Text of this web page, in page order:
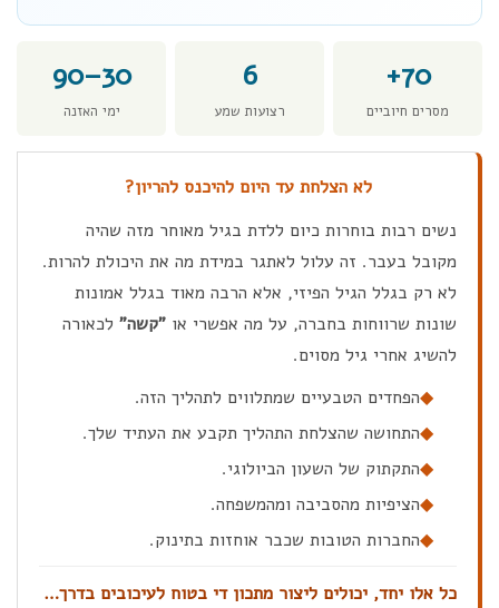
70+
מסרים חיוביים
6
רצועות שמע
30–90
ימי האזנה
לא הצלחת עד היום להיכנס להריון?
נשים רבות בוחרות כיום ללדת בגיל מאוחר מזה שהיה
מקובל בעבר. זה עלול לאתגר במידת מה את היכולת להרות.
לא רק בגלל הגיל הפיזי, אלא הרבה מאוד בגלל אמונות
שונות שרווחות בחברה, על מה אפשרי או"קשה" לכאורה
להשיג אחרי גיל מסוים.
◆הפחדים הטבעיים שמתלווים לתהליך הזה.
◆התחושה שהצלחת התהליך תקבע את העתיד שלך.
◆התקתוק של השעון הביולוגי.
◆הציפיות מהסביבה ומהמשפחה.
◆החברות הטובות שכבר אוחזות בתינוק.
כל אלו יחד, יכולים ליצור מתכון די בטוח לעיכובים בדרך…